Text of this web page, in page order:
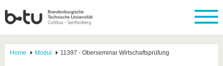
Home Modul 11397 - Oberseminar Wirtschaftsprüfung